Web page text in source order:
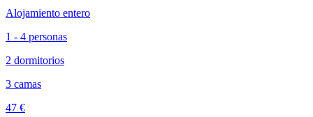
Alojamiento entero
1 - 4 personas
2 dormitorios
3 camas
47 €